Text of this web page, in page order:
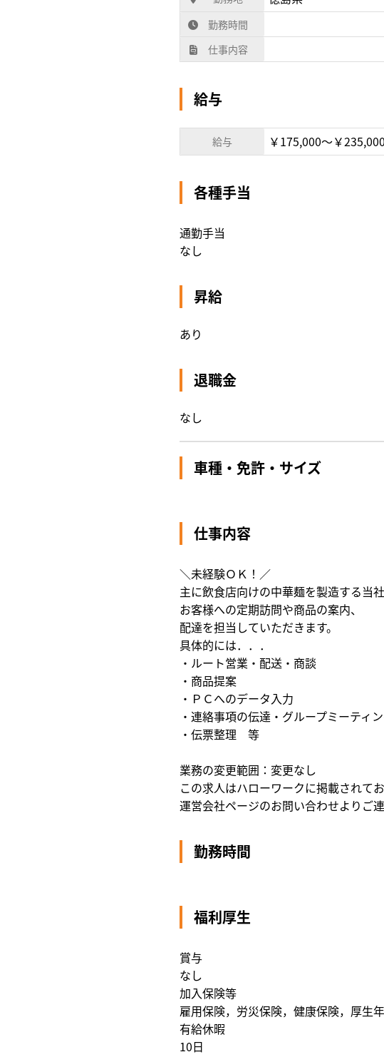
勤務時間
仕事内容
給与
給与 ￥175,000〜￥235,000
各種手当
通勤手当
なし
昇給
あり
退職金
なし
車種・免許・サイズ
仕事内容
＼未経験ＯＫ！／
主に飲食店向けの中華麺を製造する当社
お客様への定期訪問や商品の案内、
配達を担当していただきます。
具体的には．．．
・ルート営業・配送・商談
・商品提案
・ＰＣへのデータ入力
・連絡事項の伝達・グループミーティ
・伝票整理 等
業務の変更範囲：変更なし
この求人はハローワークに掲載されて
運営会社ページのお問い合わせよりご連
勤務時間
福利厚生
賞与
なし
加入保険等
雇用保険，労災保険，健康保険，厚生
有給休暇
10日